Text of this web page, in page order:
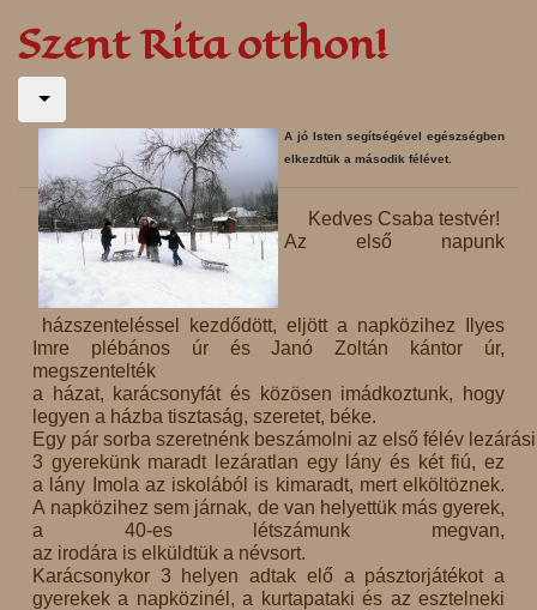
Szent Rita otthon!
A jó Isten segítségével egészségben
elkezdtük a második félévet.
Kedves Csaba testvér!
Az első napunk
házszenteléssel kezdődött, eljött a napközihez Ilyes
Imre plébános úr és Janó Zoltán kántor úr,
megszentelték
a házat, karácsonyfát és közösen imádkoztunk, hogy
legyen a házba tisztaság, szeretet, béke.
Egy pár sorba szeretnénk beszámolni az első félév
3 gyerekünk maradt lezáratlan egy lány és két fiú, ez
a lány Imola az iskolából is kimaradt, mert elköltöznek.
A napközihez sem járnak, de van helyettük más gyerek,
a 40-es létszámunk megvan,
az irodára is elküldtük a névsort.
Karácsonykor 3 helyen adtak elő a pásztorjátékot a
gyerekek a napközinél, a kurtapataki és az esztelneki